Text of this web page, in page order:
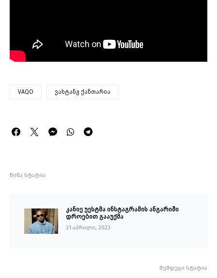
VAQO ვახტანგ ქანთარია
წინა სტატია
კანიე უესტმა ინსტაგრამის ანგარიში
დროებით გააუქმა
21 აპრილი, 2023
შემდეგი სტატია